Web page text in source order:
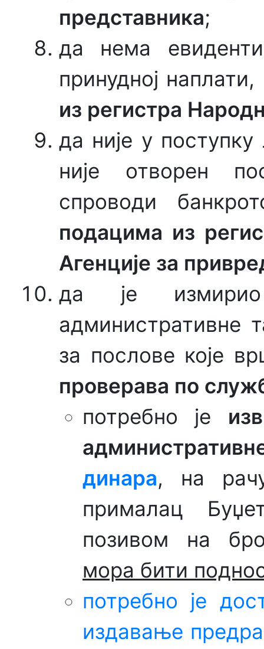
представника;
да нема
принудној наплати,
из регистра
да није у
није отворен
спроводи
подацима из
Агенције за
да је измирио
административне
за послове које
проверава по
потребно је
динара, на
прималац
позивом на
мора бити
потребно је
издавање